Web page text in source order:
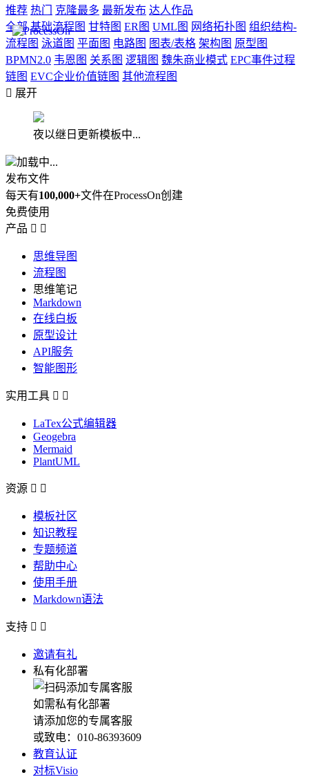
推荐 热门 克隆最多 最新发布 达人作品
全部 基础流程图 甘特图 ER图 UML图 网络拓扑图 组织结构-
流程图 泳道图 平面图 电路图 图表/表格 架构图 原型图
BPMN2.0 韦恩图 关系图 逻辑图 魏朱商业模式 EPC事件过程
链图 EVC企业价值链图 其他流程图
 展开
夜以继日更新模板中...
加载中...
发布文件
每天有100,000+文件在ProcessOn创建
免费使用
产品  
思维导图
流程图
思维笔记
Markdown
在线白板
原型设计
API服务
智能图形
实用工具  
LaTex公式编辑器
Geogebra
Mermaid
PlantUML
资源  
模板社区
知识教程
专题频道
帮助中心
使用手册
Markdown语法
支持  
邀请有礼
私有化部署
如需私有化部署
请添加您的专属客服
或致电：010-86393609
教育认证
对标Visio